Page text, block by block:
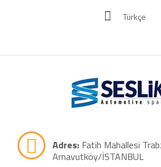
Türkçe
Adres: Fatih Mahallesi
Arnavutköy/İSTANBUL